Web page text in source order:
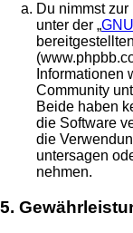
Du nimmst
unter der „
Informationen
Community
Beide haben
die Software
die
untersagen
nehmen.
5.